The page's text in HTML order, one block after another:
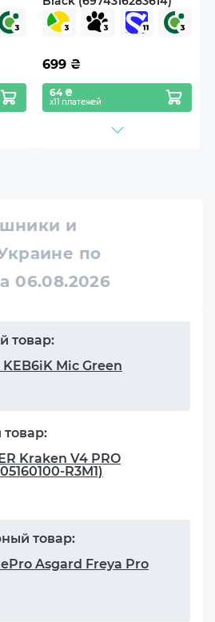
699 ₴
64 ₴
х11 платежей
и
по
06.08.2026
товар:
Mic Green
Kraken V4 PRO
R3M1)
товар:
Asgard Freya Pro